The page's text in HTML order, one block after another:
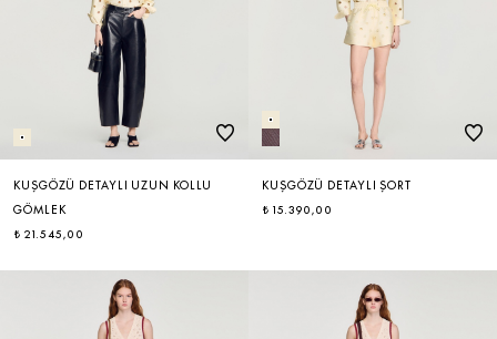
KUŞGÖZÜ DETAYLI UZUN KOLLU
GÖMLEK
₺ 21.545,00
KUŞGÖZÜ DETAYLI ŞORT
₺ 15.390,00